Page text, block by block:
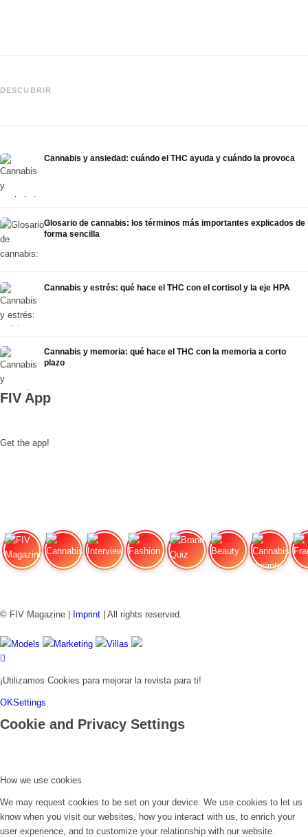
DESCUBRIR
Epidiolex y el estado actual de la
Cannabis y ansiedad: cuándo el THC ayuda y cuándo la provoca
Glosario de cannabis: los términos más importantes explicados de
forma sencilla
Cannabis y estrés: qué hace el THC con el cortisol y la eje HPA
Cannabis y memoria: qué hace el THC con la memoria a corto
plazo
FIV App
Get the app!
© FIV Magazine | Imprint | All rights reserved.
Models Marketing Villas
¡Utilizamos Cookies para mejorar la revista para ti!
OKSettings
Cookie and Privacy Settings
How we use cookies
We may request cookies to be set on your device. We use cookies to let us
know when you visit our websites, how you interact with us, to enrich your
user experience, and to customize your relationship with our website.